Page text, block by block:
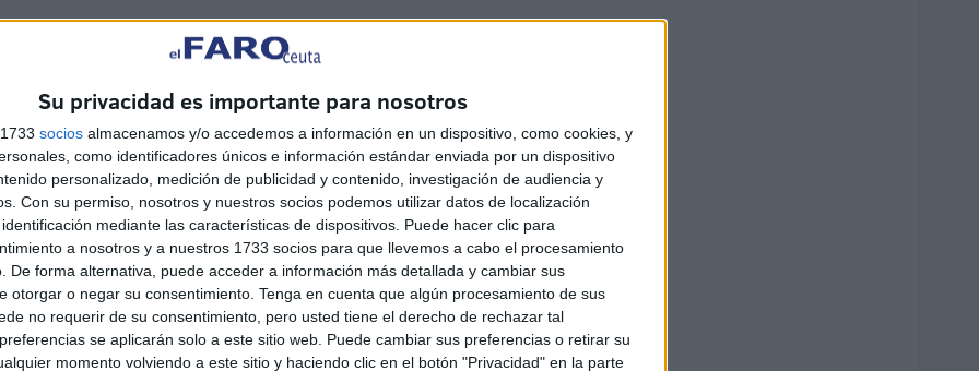
Su privacidad es importante para nosotros
socios almacenamos y/o accedemos a información en un dispositivo, como cookies, y
como identificadores únicos e información estándar enviada por un dispositivo
personalizado, medición de publicidad y contenido, investigación de audiencia y
Con su permiso, nosotros y nuestros socios podemos utilizar datos de localización
mediante las características de dispositivos. Puede hacer clic para
a nosotros y a nuestros 1733 socios para que llevemos a cabo el procesamiento
De forma alternativa, puede acceder a información más detallada y cambiar sus
otorgar o negar su consentimiento. Tenga en cuenta que algún procesamiento de sus
no requerir de su consentimiento, pero usted tiene el derecho de rechazar tal
se aplicarán solo a este sitio web. Puede cambiar sus preferencias o retirar su
momento volviendo a este sitio y haciendo clic en el botón "Privacidad" en la parte
por la Royal Academy of Music (Inglaterra), donde
en el Conservatorio Liceu de Barcelona con
Fabio Bidini en la Universidad de Música y Danza
se pusieron a la venta por un precio de entre 4 y 6